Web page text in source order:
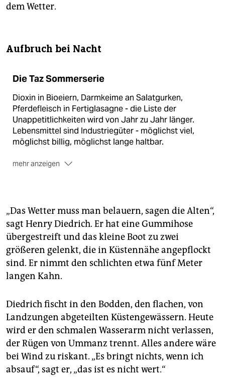
dem Wetter.
Aufbruch bei Nacht
Die Taz Sommerserie
Dioxin in Bioeiern, Darmkeime an Salatgurken,
Pferdefleisch in Fertiglasagne - die Liste der
Unappetitlichkeiten wird von Jahr zu Jahr länger.
Lebensmittel sind Industriegüter - möglichst viel,
möglichst billig, möglichst lange haltbar.
mehr anzeigen
Bewusstsein fürs Essen und Trinken zu wecken? Kann
es dem Kunden das zurückgeben, was die Industrie
verspielt hat: Vertrauen, Tradition, Regionalität? Acht
Erkundungen in Deutschland.
Nächster Teil: die Dom-Mühle in Munderkingen an der
Donau..(taz)
„Das Wetter muss man belauern, sagen die Alten“,
sagt Henry Diedrich. Er hat eine Gummihose
übergestreift und das kleine Boot zu zwei
größeren gelenkt, die in Küstennähe angepflockt
sind. Er nimmt den schlichten etwa fünf Meter
langen Kahn.
Diedrich fischt in den Bodden, den flachen, von
Landzungen abgeteilten Küstengewässern. Heute
wird er den schmalen Wasserarm nicht verlassen,
der Rügen von Ummanz trennt. Alles andere wäre
bei Wind zu riskant. „Es bringt nichts, wenn ich
absauf“, sagt er, „das ist es nicht wert.“